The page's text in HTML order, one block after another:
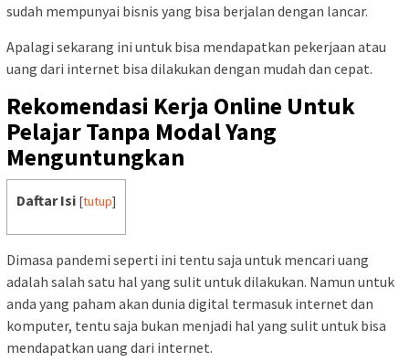
sudah mempunyai bisnis yang bisa berjalan dengan lancar.
Apalagi sekarang ini untuk bisa mendapatkan pekerjaan atau
uang dari internet bisa dilakukan dengan mudah dan cepat.
Rekomendasi Kerja Online Untuk
Pelajar Tanpa Modal Yang
Menguntungkan
Daftar Isi [tutup]
Dimasa pandemi seperti ini tentu saja untuk mencari uang
adalah salah satu hal yang sulit untuk dilakukan. Namun untuk
anda yang paham akan dunia digital termasuk internet dan
komputer, tentu saja bukan menjadi hal yang sulit untuk bisa
mendapatkan uang dari internet.